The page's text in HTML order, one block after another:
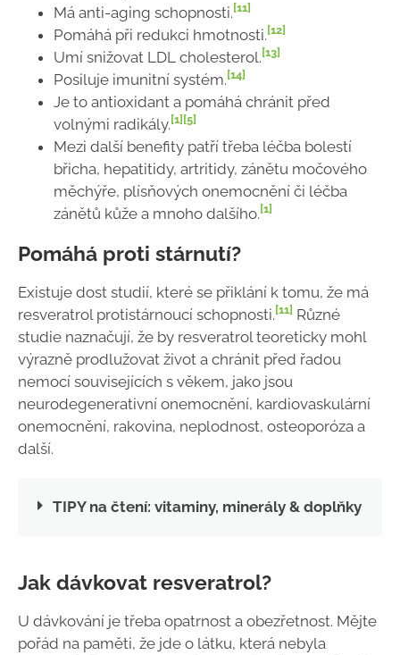
Má anti-aging schopnosti. [11]
Pomáhá při redukci hmotnosti. [12]
Umí snižovat LDL cholesterol. [13]
Posiluje imunitní systém. [14]
Je to antioxidant a pomáhá chránit před
volnými radikály. [1] [5]
Mezi další benefity patří třeba léčba bolestí
břicha, hepatitidy, artritidy, zánětu močového
měchýře, plísňových onemocnění či léčba
zánětů kůže a mnoho dalšího. [1]
Pomáhá proti stárnutí?
Existuje dost studií, které se přiklání k tomu, že má
resveratrol protistárnoucí schopnosti. [11] Různé
studie naznačují, že by resveratrol teoreticky mohl
výrazně prodlužovat život a chránit před řadou
nemocí souvisejících s věkem, jako jsou
neurodegenerativní onemocnění, kardiovaskulární
onemocnění, rakovina, neplodnost, osteoporóza a
další.
TIPY na čtení: vitaminy, minerály & doplňky
Jak dávkovat resveratrol?
U dávkování je třeba opatrnost a obezřetnost. Mějte
pořád na paměti, že jde o látku, která nebyla